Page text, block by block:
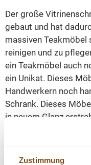
Zustimmung
Der große
gebaut und hat
massiven Teakmöbel
reinigen und zu
ein Teakmöbel auch
ein Unikat. Dieses
Handwerkern noch
Schrank. Dieses
in neuem Glanz
durch seine